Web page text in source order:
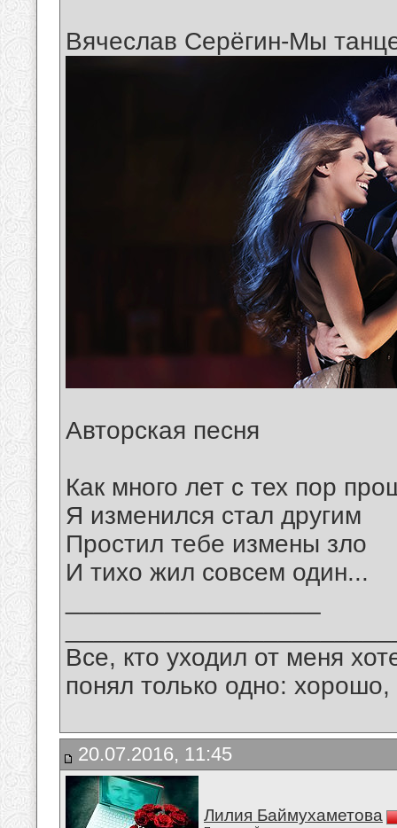
Вячеслав Серёгин-Мы
Авторская песня
Как много лет с тех пор
Я изменился стал другим
Простил тебе измены зло
И тихо жил совсем один...
Все, кто уходил от меня
понял только одно:
20.07.2016, 11:45
Лилия Баймухаметова